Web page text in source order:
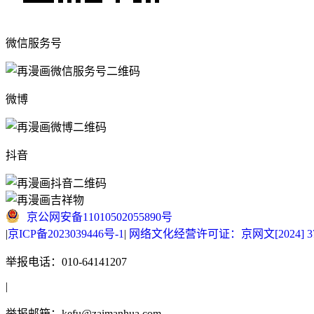
微信服务号
微博
抖音
京公网安备11010502055890号
|京ICP备2023039446号-1 | 网络文化经营许可证：京网文[2024]
举报电话：010-64141207
|